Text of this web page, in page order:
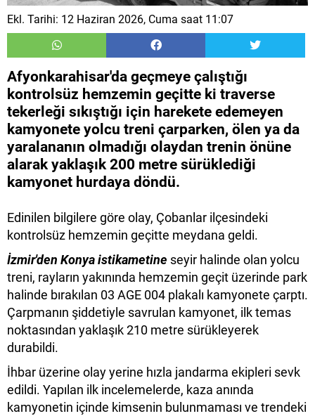
Ekl. Tarihi: 12 Haziran 2026, Cuma saat 11:07
Afyonkarahisar'da geçmeye çalıştığı
kontrolsüz hemzemin geçitte ki traverse
tekerleği sıkıştığı için harekete edemeyen
kamyonete yolcu treni çarparken, ölen ya da
yaralananın olmadığı olaydan trenin önüne
alarak yaklaşık 200 metre sürüklediği
kamyonet hurdaya döndü.
Edinilen bilgilere göre olay, Çobanlar ilçesindeki
kontrolsüz hemzemin geçitte meydana geldi.
İzmir'den Konya istikametine seyir halinde olan yolcu
treni, rayların yakınında hemzemin geçit üzerinde park
halinde bırakılan 03 AGE 004 plakalı kamyonete çarptı.
Çarpmanın şiddetiyle savrulan kamyonet, ilk temas
noktasından yaklaşık 210 metre sürükleyerek
durabildi.
İhbar üzerine olay yerine hızla jandarma ekipleri sevk
edildi. Yapılan ilk incelemelerde, kaza anında
kamyonetin içinde kimsenin bulunmaması ve trendeki